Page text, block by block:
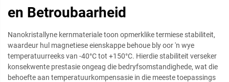
en Betroubaarheid
Nanokristallyne kernmateriale toon opmerklike termiese stabiliteit,
waardeur hul magnetiese eienskappe behoue bly oor 'n wye
temperatuurreeks van -40°C tot +150°C. Hierdie stabiliteit verseker
konsekwente prestasie ongeag die bedryfsomstandighede, wat die
behoefte aan temperatuurkompensasie in die meeste toepassings